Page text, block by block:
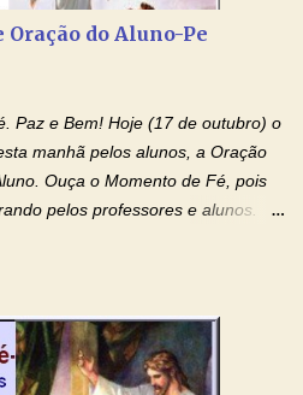
raízes da minha árvore
Jesus, purificador e vivificante,
Oração do Aluno-Pe
Paz e Bem! Hoje (17 de outubro) o
manhã pelos alunos, a Oração
Ouça o Momento de Fé, pois
pelos professores e alunos.
para o dia da prova. Confie no
materno de Nossa Senhora.
amor de Maria! Adriana-Devoção e